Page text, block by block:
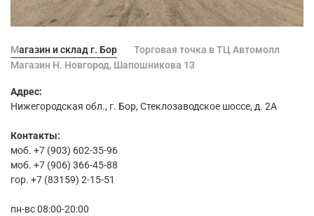
Магазин и склад г. Бор
Торговая точка в ТЦ Автомолл
Магазин Н. Новгород, Шапошникова 13
Адрес:
Нижегородская обл., г. Бор, Стеклозаводское шоссе, д. 2А
Контакты:
моб. +7 (903) 602-35-96
моб. +7 (906) 366-45-88
гор. +7 (83159) 2-15-51
пн-вс 08:00-20:00